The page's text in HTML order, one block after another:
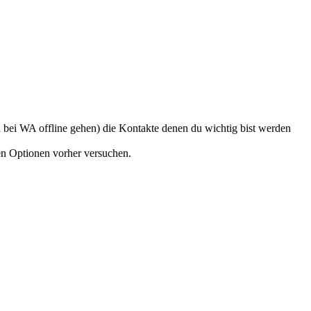
WA offline gehen) die Kontakte denen du wichtig bist werden
Optionen vorher versuchen.